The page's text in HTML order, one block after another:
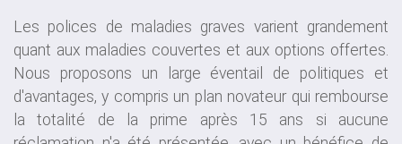
Les polices de maladies graves varient grandement
quant aux maladies couvertes et aux options offertes.
Nous proposons un large éventail de politiques et
d'avantages, y compris un plan novateur qui rembourse
la totalité de la prime après 15 ans si aucune